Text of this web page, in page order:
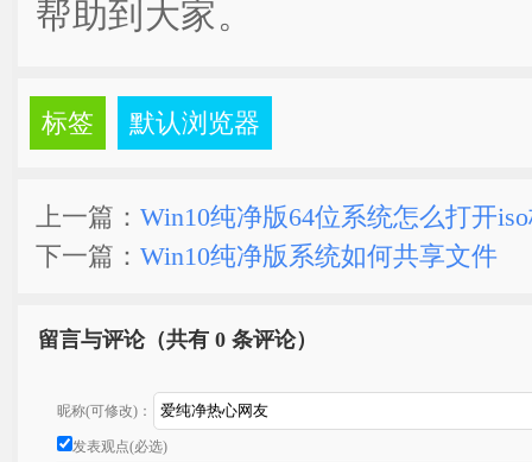
帮助到大家。
标签 默认浏览器
上一篇： Win10纯净版64位系统怎么打开
下一篇： Win10纯净版系统如何共享文件
留言与评论（共有 0 条评论）
昵称(可修改)：
发表观点(必选)